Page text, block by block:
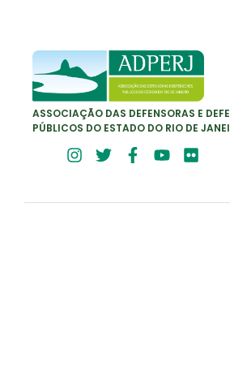
ASSOCIAÇÃO DAS DEFENSORAS E
PÚBLICOS DO ESTADO DO RIO DE